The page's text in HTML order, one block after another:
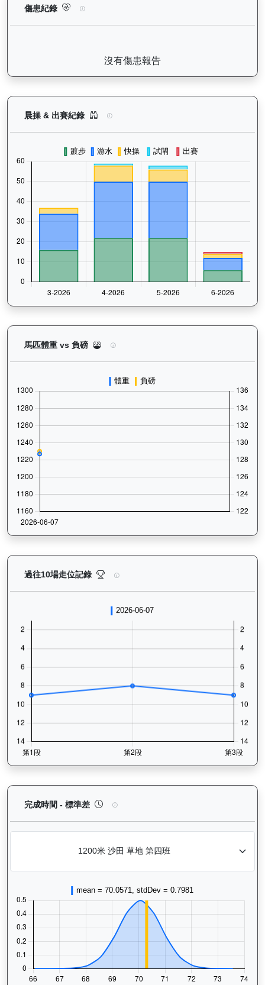
傷患紀錄 銳逸（L417）— 傷患紀錄：查看馬匹完整的獸
沒有傷患報告
晨操 & 出賽紀錄 銳逸（L417）— 晨操及出賽紀錄圖表：
馬匹體重 vs 負磅 銳逸（L417）— 馬匹體重與負磅走勢
過往10場走位記錄 銳逸（L417）— 過往走位記錄圖表：
完成時間 - 標準差 銳逸（L417）— 完成時間標準差分析